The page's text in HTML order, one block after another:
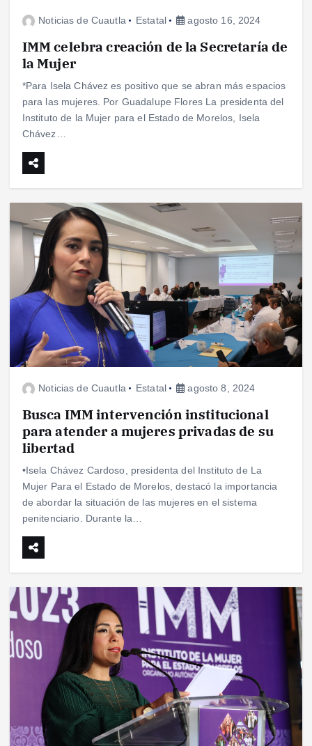
Noticias de Cuautla Estatal agosto 16, 2024
IMM celebra creación de la Secretaría de
la Mujer
*Para Isela Chávez es positivo que se abran más espacios
para las mujeres. Por Guadalupe Flores La presidenta del
Instituto de la Mujer para el Estado de Morelos, Isela
Chávez…
Noticias de Cuautla Estatal agosto 8, 2024
Busca IMM intervención institucional
para atender a mujeres privadas de su
libertad
•Isela Chávez Cardoso, presidenta del Instituto de La
Mujer Para el Estado de Morelos, destacó la importancia
de abordar la situación de las mujeres en el sistema
penitenciario. Durante la…